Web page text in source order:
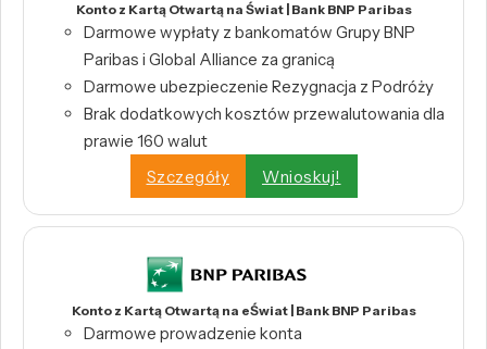
Konto z Kartą Otwartą na Świat | Bank BNP Paribas
Darmowe wypłaty z bankomatów Grupy BNP
Paribas i Global Alliance za granicą
Darmowe ubezpieczenie Rezygnacja z Podróży
Brak dodatkowych kosztów przewalutowania dla
prawie 160 walut
Szczegóły
Wnioskuj!
Konto z Kartą Otwartą na eŚwiat | Bank BNP Paribas
Darmowe prowadzenie konta